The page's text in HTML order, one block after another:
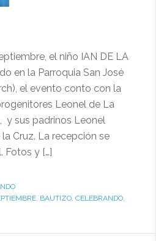
el niño IAN DE LA
en la Parroquia San José
el evento conto con la
Leonel de La
y sus padrinos Leonel
Cruz. La recepción se
Fotos y […]
, BAUTIZO, CELEBRANDO,